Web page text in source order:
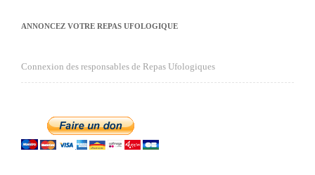
ANNONCEZ VOTRE REPAS UFOLOGIQUE
Connexion des responsables de Repas Ufologiques